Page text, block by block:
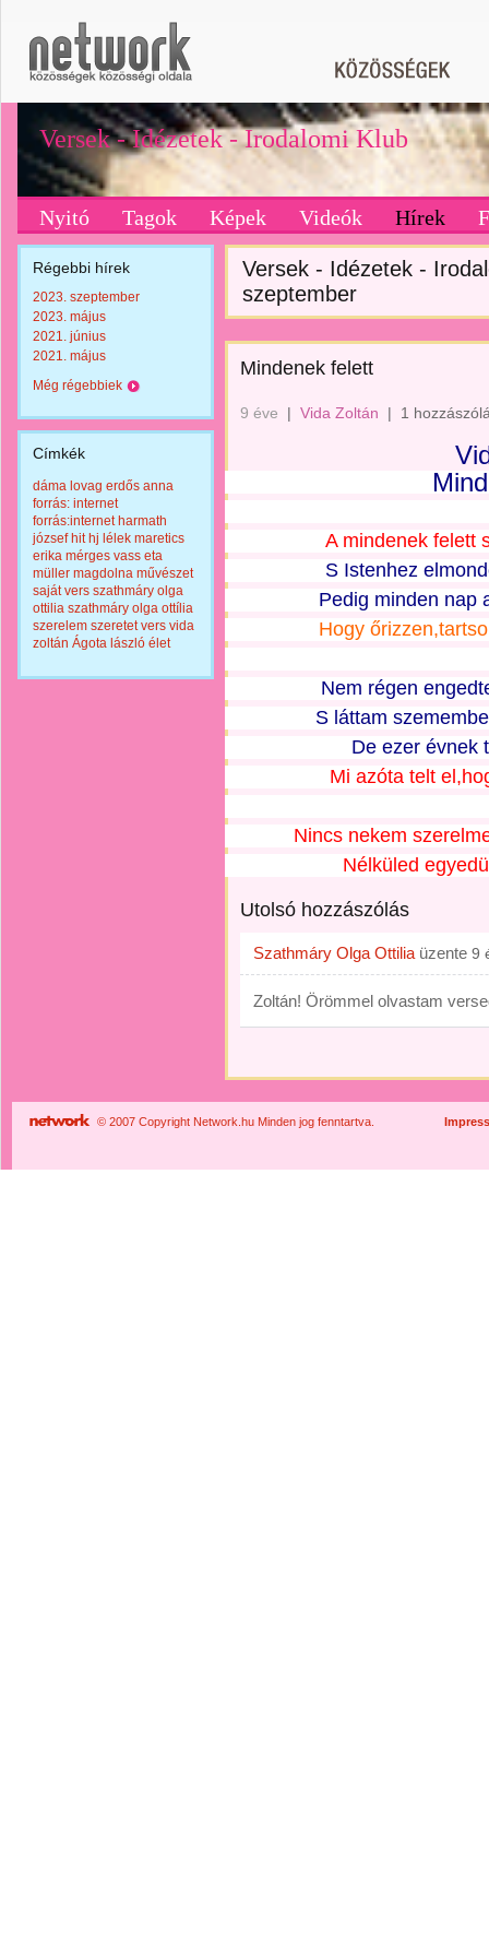
Versek - Idézetek - Irodalomi Klub
Nyitó Tagok Képek Videók Hírek
Régebbi hírek
2023. szeptember
2023. május
2021. június
2021. május
Még régebbiek
Címkék
dáma lovag erdős anna
forrás: internet
forrás:internet harmath
józsef hit hj lélek maretics
erika mérges vass eta
müller magdolna művészet
saját vers szathmáry olga
ottilia szathmáry olga ottília
szerelem szeretet vers vida
zoltán Ágota lászló élet
Versek - Idézetek -
szeptember
Mindenek felett
9 éve | Vida Zoltán | 1
A mindenek felett
S Istenhez
Pedig minden nap
Hogy
Nem régen
S láttam
De ezer évnek
Mi azóta telt
Nincs nekem
Nélküled
Utolsó hozzászólás
Szathmáry Olga Ottilia üzente 9
Zoltán! Örömmel olvastam
© 2007 Copyright Network.hu Minden jog fenntartva.